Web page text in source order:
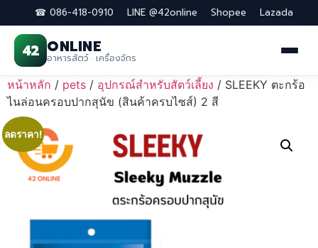
☎ 086-418-0910 LINE @42online Shopee Lazada
42 ONLINE
อาหารสัตว์ · เครื่องจักร
Skip
to
content
หน้าหลัก / pets / อุปกรณ์สำหรับสัตว์เลี้ยง / SLEEKY ตะกร้อ
ไนล่อนครอบปากสุนัข (สินค้าครบไซส์) 2 สี
ลดราคา!